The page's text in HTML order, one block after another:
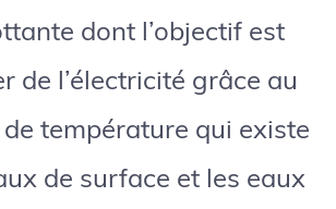
dont l’objectif est
de l’électricité grâce au
température qui existe
de surface et les eaux